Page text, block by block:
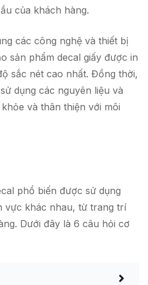
của khách hàng.
các công nghệ và thiết bị
sản phẩm decal giấy được in
sắc nét cao nhất. Đồng thời,
dụng các nguyên liệu và
và thân thiện với môi
phổ biến được sử dụng
vực khác nhau, từ trang trí
Dưới đây là 6 câu hỏi cơ